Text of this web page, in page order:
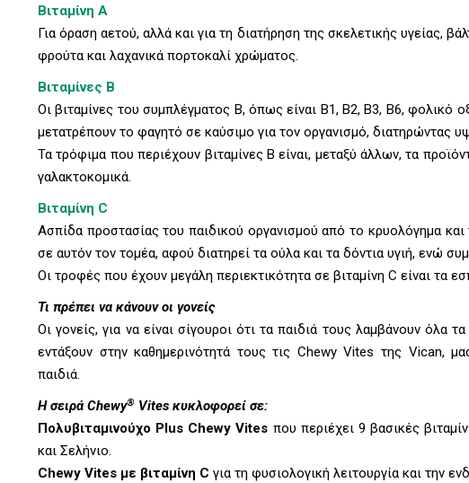
Βιταμίνη Α
Για όραση αετού, αλλά και για τη διατήρηση της σκελετικής υγείας,
φρούτα και λαχανικά πορτοκαλί χρώματος.
Βιταμίνες Β
Οι βιταμίνες του συμπλέγματος Β, όπως είναι Β1, Β2, Β3, Β6, φολικό
μετατρέπουν το φαγητό σε καύσιμο για τον οργανισμό, διατηρώντας
Τα τρόφιμα που περιέχουν βιταμίνες Β είναι, μεταξύ άλλων, τα
γαλακτοκομικά.
Βιταμίνη C
Ασπίδα προστασίας του παιδικού οργανισμού από το κρυολόγημα
σε αυτόν τον τομέα, αφού διατηρεί τα ούλα και τα δόντια υγιή, ενώ
Οι τροφές που έχουν μεγάλη περιεκτικότητα σε βιταμίνη C είναι τα
Τι πρέπει να κάνουν οι γονείς
Οι γονείς, για να είναι σίγουροι ότι τα παιδιά τους λαμβάνουν όλα
εντάξουν στην καθημερινότητά τους τις Chewy Vites της Vican,
παιδιά.
Η σειρά Chewy® Vites κυκλοφορεί σε:
Πολυβιταμινούχο Plus Chewy Vites που περιέχει 9 βασικές
και Σελήνιο.
Chewy Vites με βιταμίνη C για τη φυσιολογική λειτουργία και την